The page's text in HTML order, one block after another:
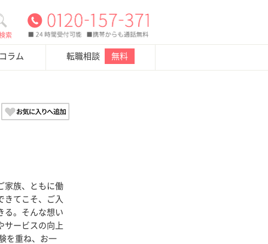
索
ラム 転職相談 無料
家族、ともに働
きてこそ、ご入
る。そんな想い
サービスの向上
を重ね、お一